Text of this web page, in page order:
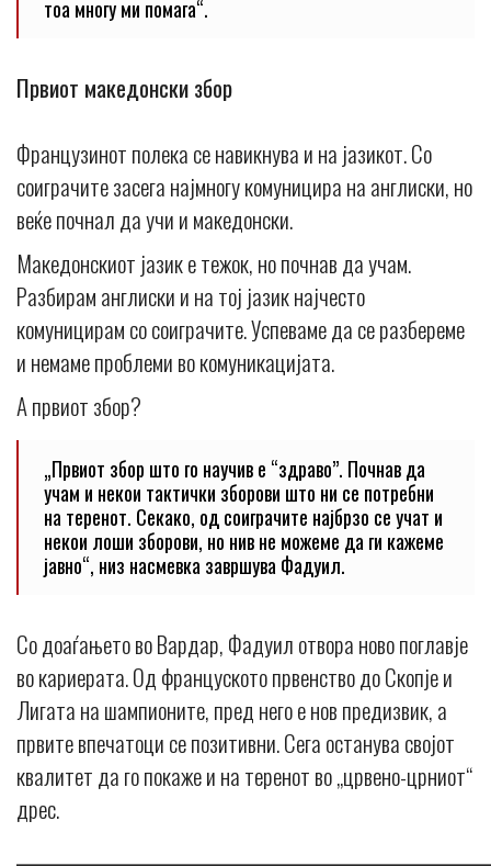
тоа многу ми помага“.
Првиот македонски збор
Французинот полека се навикнува и на јазикот. Со
соиграчите засега најмногу комуницира на англиски, но
веќе почнал да учи и македонски.
Македонскиот јазик е тежок, но почнав да учам.
Разбирам англиски и на тој јазик најчесто
комуницирам со соиграчите. Успеваме да се разбереме
и немаме проблеми во комуникацијата.
А првиот збор?
„Првиот збор што го научив е “здраво”. Почнав да
учам и некои тактички зборови што ни се потребни
на теренот. Секако, од соиграчите најбрзо се учат и
некои лоши зборови, но нив не можеме да ги кажеме
јавно“, низ насмевка завршува Фадуил.
Со доаѓањето во Вардар, Фадуил отвора ново поглавје
во кариерата. Од француското првенство до Скопје и
Лигата на шампионите, пред него е нов предизвик, а
првите впечатоци се позитивни. Сега останува својот
квалитет да го покаже и на теренот во „црвено-црниот“
дрес.